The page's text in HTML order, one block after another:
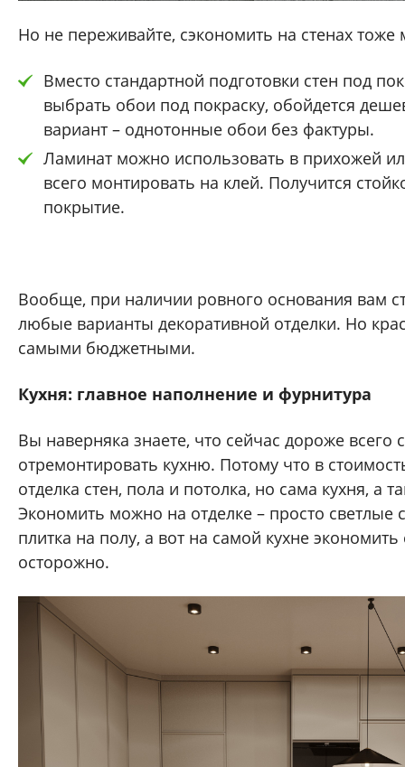
Но не переживайте, сэкономить на стенах
Вместо стандартной подготовки стен под
выбрать обои под покраску, обойдется
вариант – однотонные обои без фактуры.
Ламинат можно использовать в прихожей
всего монтировать на клей. Получится
покрытие.
Вообще, при наличии ровного основания вам
любые варианты декоративной отделки. Но
самыми бюджетными.
Кухня: главное наполнение и фурнитура
Вы наверняка знаете, что сейчас дороже всего
отремонтировать кухню. Потому что в
отделка стен, пола и потолка, но сама кухня, а
Экономить можно на отделке – просто светлые
плитка на полу, а вот на самой кухне экономить
осторожно.